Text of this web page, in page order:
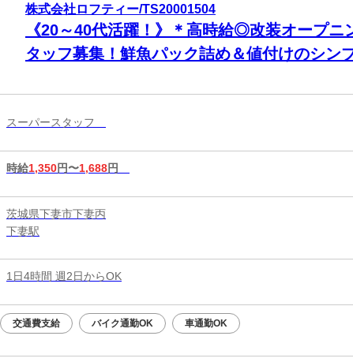
株式会社ロフティー/TS20001504
《20～40代活躍！》＊高時給◎改装オープニ
タッフ募集！鮮魚パック詰め＆値付けのシン
スーパースタッフ
時給1,350円〜1,688円
茨城県下妻市下妻丙
下妻駅
1日4時間 週2日からOK
交通費支給 バイク通勤OK 車通勤OK